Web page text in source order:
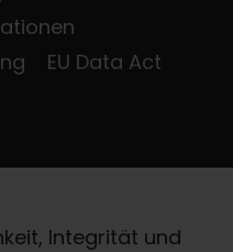
EU Data Act
Integrität und